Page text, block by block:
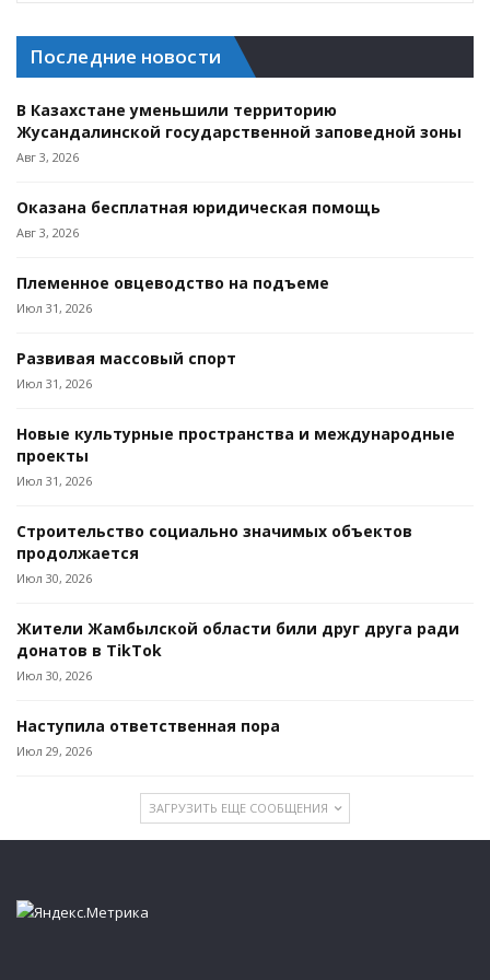
Последние новости
В Казахстане уменьшили территорию
Жусандалинской государственной заповедной зоны
Авг 3, 2026
Оказана бесплатная юридическая помощь
Авг 3, 2026
Племенное овцеводство на подъеме
Июл 31, 2026
Развивая массовый спорт
Июл 31, 2026
Новые культурные пространства и международные
проекты
Июл 31, 2026
Строительство социально значимых объектов
продолжается
Июл 30, 2026
Жители Жамбылской области били друг друга ради
донатов в TikTok
Июл 30, 2026
Наступила ответственная пора
Июл 29, 2026
ЗАГРУЗИТЬ ЕЩЕ СООБЩЕНИЯ